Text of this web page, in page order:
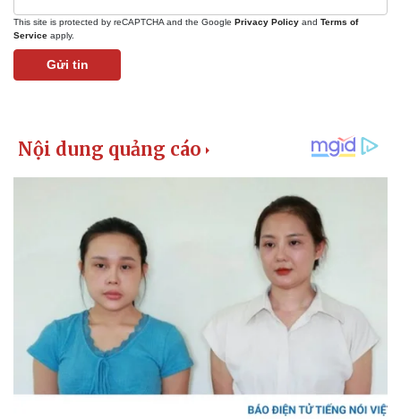
This site is protected by reCAPTCHA and the Google Privacy Policy and Terms of
Service apply.
Gửi tin